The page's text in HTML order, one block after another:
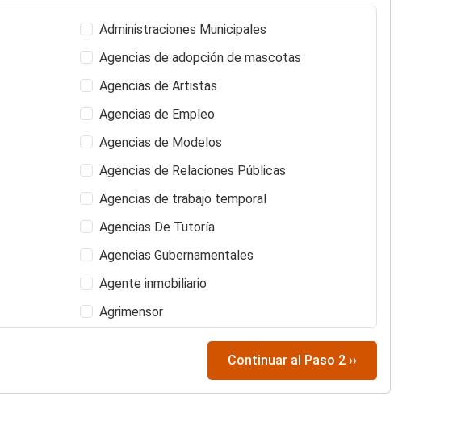
Administraciones Municipales
Agencias de adopción de mascotas
Agencias de Artistas
Agencias de Empleo
Agencias de Modelos
Agencias de Relaciones Públicas
Agencias de trabajo temporal
Agencias De Tutoría
Agencias Gubernamentales
Agente inmobiliario
Agrimensor
Albañil de construcción en seco
Albergues para personas sin hogar
Alojamiento y desayuno
Continuar al Paso 2 ››